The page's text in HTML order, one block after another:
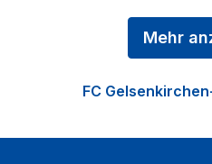
Mehr
Region zu stärken.
Königsblauen ist der
FC